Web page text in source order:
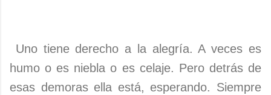
Uno tiene derecho a la alegría. A veces es
humo o es niebla o es celaje. Pero detrás de
esas demoras ella está, esperando. Siempre